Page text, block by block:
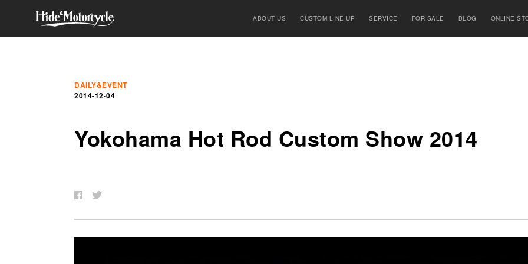
ABOUT US CUSTOM LINE-UP SERVICE FOR SALE BLOG ONLINE
DAILY&EVENT
2014-12-04
Yokohama Hot Rod Custom Show 2014